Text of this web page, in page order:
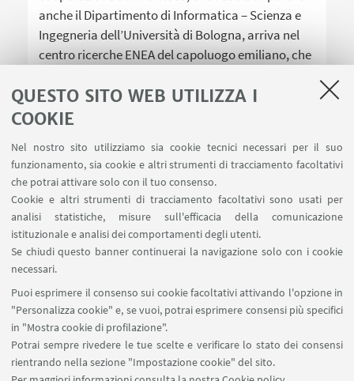
QUESTO SITO WEB UTILIZZA I
COOKIE
Nel nostro sito utilizziamo sia cookie tecnici necessari per il suo
funzionamento, sia cookie e altri strumenti di tracciamento facoltativi
che potrai attivare solo con il tuo consenso.
Cookie e altri strumenti di tracciamento facoltativi sono usati per
analisi statistiche, misure sull'efficacia della comunicazione
istituzionale e analisi dei comportamenti degli utenti.
Se chiudi questo banner continuerai la navigazione solo con i cookie
necessari.
Puoi esprimere il consenso sui cookie facoltativi attivando l'opzione in
"Personalizza cookie" e, se vuoi, potrai esprimere consensi più specifici
in "Mostra cookie di profilazione".
Potrai sempre rivedere le tue scelte e verificare lo stato dei consensi
rientrando nella sezione "Impostazione cookie" del sito.
anche il Dipartimento di Informatica – Scienza e
Ingegneria dell’Università di Bologna, arriva nel
centro ricerche ENEA del capoluogo emiliano, che
programmi sorgente già catalogati
LINK UTILI
Area riservata
SEGUI UNIBO SU:
APP: